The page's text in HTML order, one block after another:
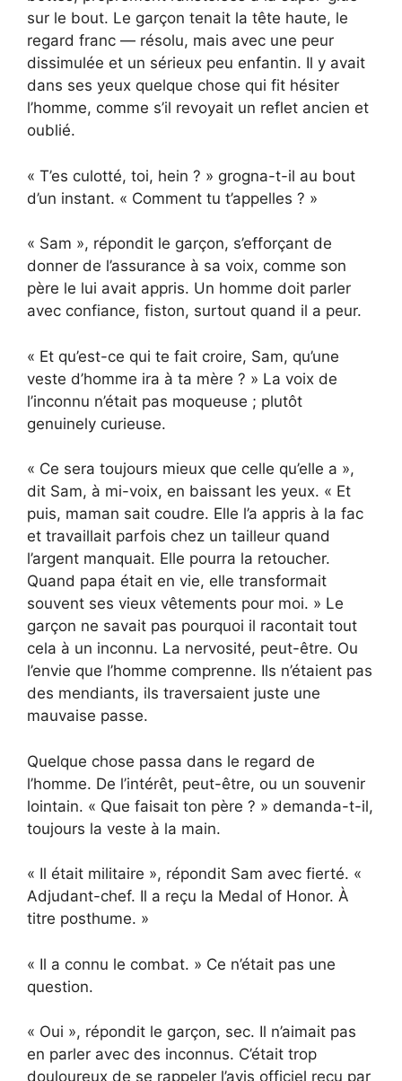
sur le bout. Le garçon tenait la tête haute, le
regard franc — résolu, mais avec une peur
dissimulée et un sérieux peu enfantin. Il y avait
dans ses yeux quelque chose qui fit hésiter
l’homme, comme s’il revoyait un reflet ancien et
oublié.
« T’es culotté, toi, hein ? » grogna-t-il au bout
d’un instant. « Comment tu t’appelles ? »
« Sam », répondit le garçon, s’efforçant de
donner de l’assurance à sa voix, comme son
père le lui avait appris. Un homme doit parler
avec confiance, fiston, surtout quand il a peur.
« Et qu’est-ce qui te fait croire, Sam, qu’une
veste d’homme ira à ta mère ? » La voix de
l’inconnu n’était pas moqueuse ; plutôt
genuinely curieuse.
« Ce sera toujours mieux que celle qu’elle a »,
dit Sam, à mi-voix, en baissant les yeux. « Et
puis, maman sait coudre. Elle l’a appris à la fac
et travaillait parfois chez un tailleur quand
l’argent manquait. Elle pourra la retoucher.
Quand papa était en vie, elle transformait
souvent ses vieux vêtements pour moi. » Le
garçon ne savait pas pourquoi il racontait tout
cela à un inconnu. La nervosité, peut-être. Ou
l’envie que l’homme comprenne. Ils n’étaient pas
des mendiants, ils traversaient juste une
mauvaise passe.
Quelque chose passa dans le regard de
l’homme. De l’intérêt, peut-être, ou un souvenir
lointain. « Que faisait ton père ? » demanda-t-il,
toujours la veste à la main.
« Il était militaire », répondit Sam avec fierté. «
Adjudant-chef. Il a reçu la Medal of Honor. À
titre posthume. »
« Il a connu le combat. » Ce n’était pas une
question.
« Oui », répondit le garçon, sec. Il n’aimait pas
en parler avec des inconnus. C’était trop
douloureux de se rappeler l’avis officiel reçu par